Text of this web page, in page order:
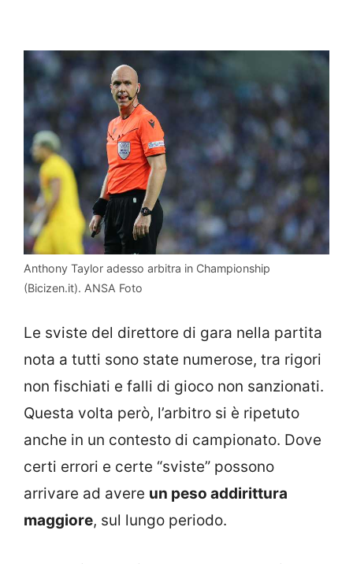
Anthony Taylor adesso arbitra in Championship
(Bicizen.it). ANSA Foto
Le sviste del direttore di gara nella partita
nota a tutti sono state numerose, tra rigori
non fischiati e falli di gioco non sanzionati.
Questa volta però, l’arbitro si è ripetuto
anche in un contesto di campionato. Dove
certi errori e certe “sviste” possono
arrivare ad avere un peso addirittura
maggiore, sul lungo periodo.